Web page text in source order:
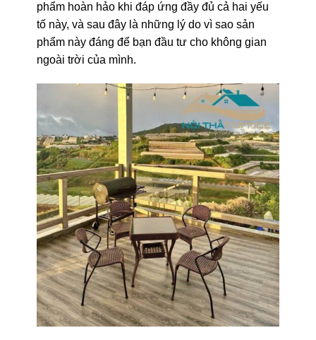
phẩm hoàn hảo khi đáp ứng đầy đủ cả hai yếu
tố này, và sau đây là những lý do vì sao sản
phẩm này đáng để bạn đầu tư cho không gian
ngoài trời của mình.